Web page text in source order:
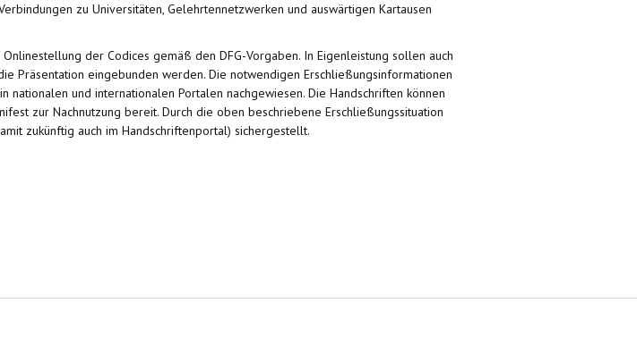
zu Universitäten, Gelehrtennetzwerken und auswärtigen Kartausen
der Codices gemäß den DFG-Vorgaben. In Eigenleistung sollen auch
Präsentation eingebunden werden. Die notwendigen Erschließungsinformationen
und internationalen Portalen nachgewiesen. Die Handschriften können
zur Nachnutzung bereit. Durch die oben beschriebene Erschließungssituation
zukünftig auch im Handschriftenportal) sichergestellt.